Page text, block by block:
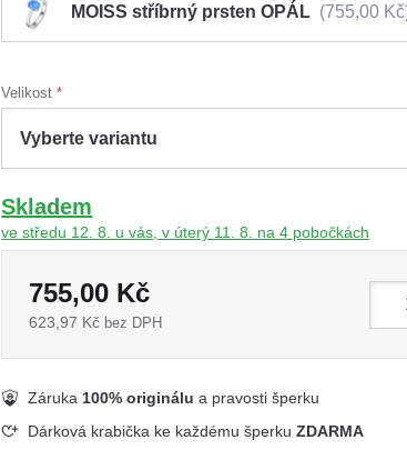
MOISS stříbrný prsten OPÁL 755,00 Kč
Velikost
Skladem
ve středu 12. 8. u vás, v úterý 11. 8. na 4 pobočkách
755,00 Kč
623,97 Kč bez DPH
Záruka 100% originálu a pravosti šperku
Dárková krabička ke každému šperkuZDARMA